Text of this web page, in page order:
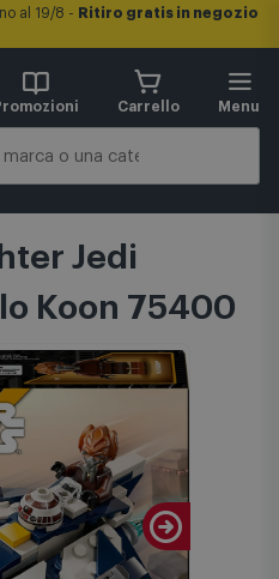
al 19/8 - Ritiro gratis in negozio
Carrello Menu
Jedi
Koon 75400